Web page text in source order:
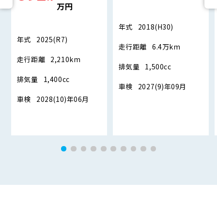
万円
年式 2025(R7)
走行距離 2,210km
排気量 1,400cc
車検 2028(10)年06月
年式 2018(H30)
走行距離 6.4万km
排気量 1,500cc
車検 2027(9)年09月